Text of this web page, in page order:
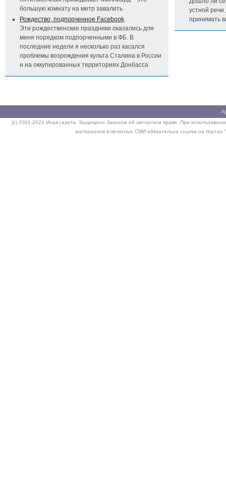
большую комнату на метр завалить
Рождество, подпорченное Facebook
Эти рождественские праздники оказались для
меня порядком подпорченными в ФБ. В
последние недели я несколько раз касался
проблемы возрождения культа Сталина в России
и на оккупированных территориях Донбасса
устной речи
принимать
(c) 2001-2021 Иная газета. Защищено Законом об авторском праве. При
материалов в печатных СМИ обязательна ссылка на